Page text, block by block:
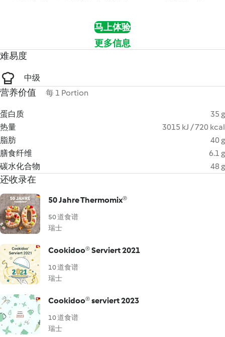
马上体验
更多信息
难易度
中级
营养价值 每 1 Portion
蛋白质
35 g
热量
3015 kJ / 720 kcal
脂肪
40 g
膳食纤维
6.1 g
碳水化合物
48 g
还收录在
50 Jahre Thermomix®
50 道食谱
瑞士
Cookidoo® Serviert 2021
10 道食谱
瑞士
Cookidoo® serviert 2023
10 道食谱
瑞士